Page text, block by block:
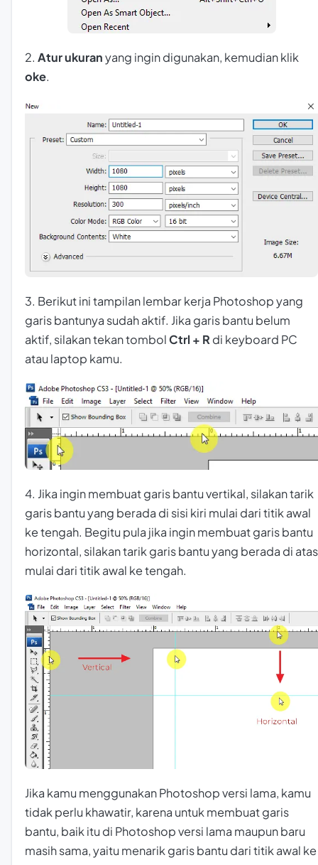
2. Atur ukuranyang ingin digunakan, kemudian klik
oke.
3. Berikut ini tampilan lembar kerja Photoshop yang
garis bantunya sudah aktif. Jika garis bantu belum
aktif, silakan tekan tombolCtrl + R di keyboard PC
atau laptop kamu.
4. Jika ingin membuat garis bantu vertikal, silakan tarik
garis bantu yang berada di sisi kiri mulai dari titik awal
ke tengah. Begitu pula jika ingin membuat garis bantu
horizontal, silakan tarik garis bantu yang berada di atas
mulai dari titik awal ke tengah.
Jika kamu menggunakan Photoshop versi lama, kamu
tidak perlu khawatir, karena untuk membuat garis
bantu, baik itu di Photoshop versi lama maupun baru
masih sama, yaitu menarik garis bantu dari titik awal ke